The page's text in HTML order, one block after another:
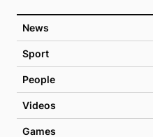
News
Sport
People
Videos
Games